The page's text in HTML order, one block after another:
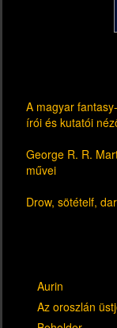
A magyar
írói és kutatói
George R. R.
művei
Drow, sötételf,
Aurin
Az oroszlán